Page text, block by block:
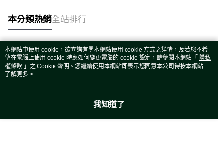
本分類熱銷全站排行
熱門標籤
本網站中使用 cookie，欲查詢有關本網站使用 cookie 方式之詳情，及若您不希
望在電腦上使用 cookie 時應如何變更電腦的 cookie 設定，請參閱本網站「 隱私
權條款 」之 Cookie 聲明。您繼續使用本網站即表示您同意本公司得按本網站使
用條款之 Cookie 聲明使用 cookie。
了解更多 >
我知道了